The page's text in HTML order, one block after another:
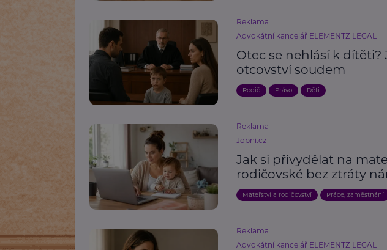
Reklama
Advokátní kancelář ELEMENTZ LEGAL
Otec se nehlásí k
otcovství soudem
Rodič Právo Děti
Reklama
Jobni.cz
Jak si přivydělat na
rodičovské bez ztráty
Mateřství a rodičovství Práce, zaměstnání
Reklama
Advokátní kancelář ELEMENTZ LEGAL